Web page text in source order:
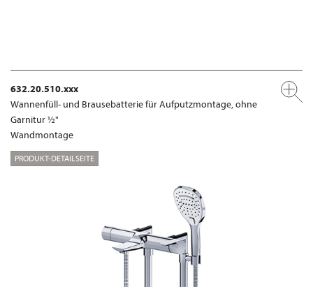
632.20.510.xxx
Wannenfüll- und Brausebatterie für Aufputzmontage, ohne
Garnitur ½"
Wandmontage
PRODUKT-DETAILSEITE